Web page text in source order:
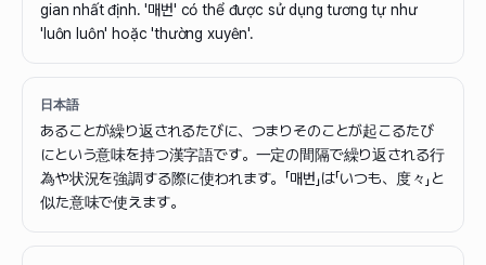
gian nhất định. '매번' có thể được sử dụng tương tự như
'luôn luôn' hoặc 'thường xuyên'.
日本語
あることが繰り返されるたびに、つまりそのことが起こるたび
にという意味を持つ漢字語です。一定の間隔で繰り返される行
為や状況を強調する際に使われます。「매번」は「いつも、度々」と
似た意味で使えます。